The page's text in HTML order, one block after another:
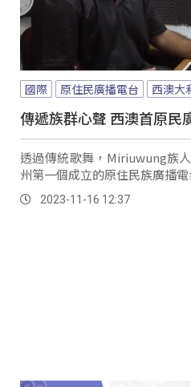
國際 原住民廣播電台 西澳大
傳遞族群心聲 西澳首原民
透過傳統歌舞，Miriuwung族
州第一個成立的原住民族廣播
2023-11-16 12:37